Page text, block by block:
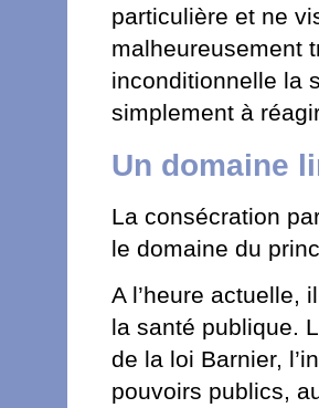
particulière et ne
malheureusement
inconditionnelle la
simplement à
Un domaine
La consécration
le domaine du
A l’heure actuelle,
la santé publique.
de la loi Barnier,
pouvoirs publics,